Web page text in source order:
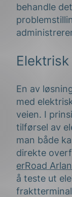
behandle
En av
med
veien. I
tilførsel av
man både
direkte
erRoad
å teste ut